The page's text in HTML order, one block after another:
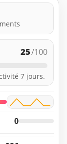
25/100
7 jours.
0